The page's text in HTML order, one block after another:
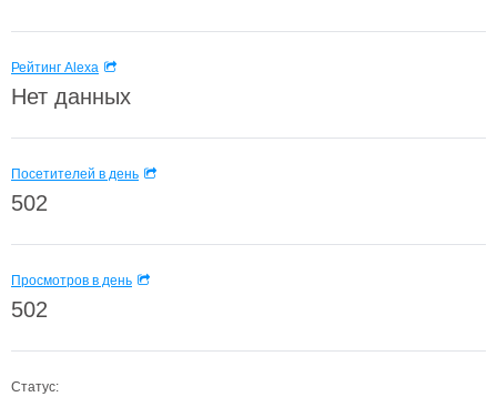
Рейтинг Alexa
Нет данных
Посетителей в день
502
Просмотров в день
502
Статус: